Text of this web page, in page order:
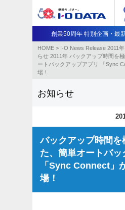
創業50周年 特別企画・最
HOME > I-O News Release 2011年
らせ 2011年 バックアップ時間を
ートバックアップアプリ 「Sync
場！
お知らせ
バックアップ時間を
た、簡単オートバッ
「Sync Connect」
場！